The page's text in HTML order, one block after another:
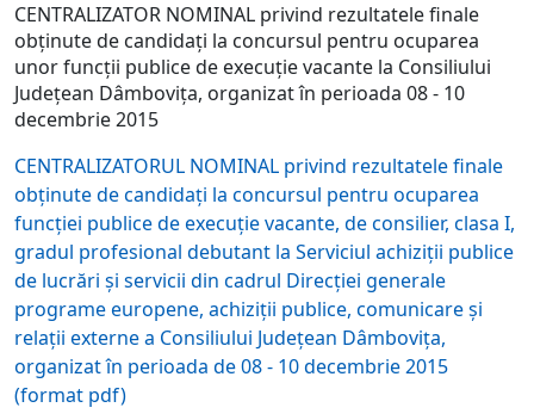
CENTRALIZATOR NOMINAL privind rezultatele finale
obținute de candidați la concursul pentru ocuparea
unor funcții publice de execuție vacante la Consiliului
Județean Dâmbovița, organizat în perioada 08 - 10
decembrie 2015
CENTRALIZATORUL NOMINAL privind rezultatele finale
obținute de candidați la concursul pentru ocuparea
funcției publice de execuție vacante, de consilier, clasa I,
gradul profesional debutant la Serviciul achiziții publice
de lucrări și servicii din cadrul Direcției generale
programe europene, achiziții publice, comunicare și
relații externe a Consiliului Județean Dâmbovița,
organizat în perioada de 08 - 10 decembrie 2015
(format pdf)